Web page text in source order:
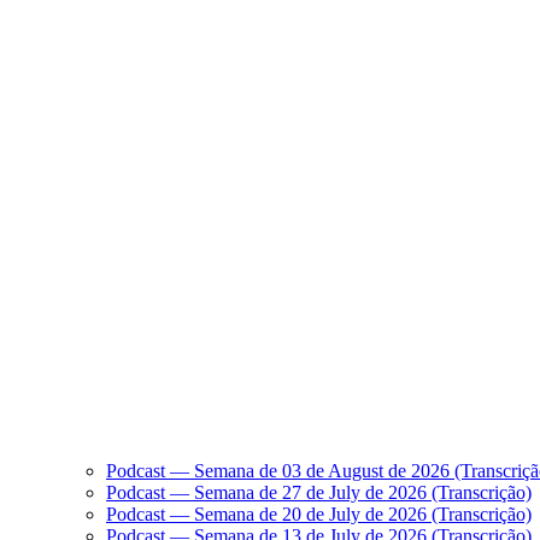
Podcast — Semana de 03 de August de 2026
Podcast — Semana de 27 de July de 2026 (Transcrição)
Podcast — Semana de 20 de July de 2026 (Transcrição)
Podcast — Semana de 13 de July de 2026 (Transcrição)